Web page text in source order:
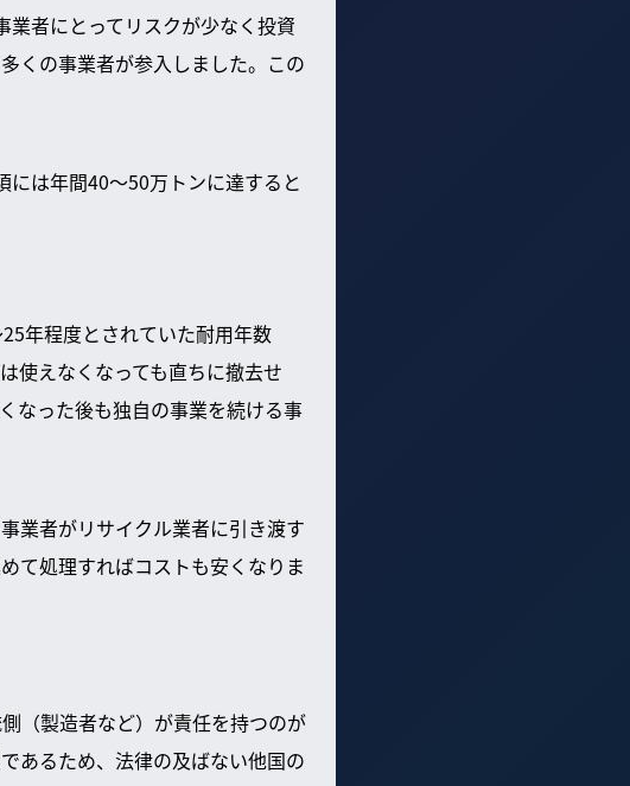
者にとってリスクが少なく投資
くの事業者が参入しました。この
は年間40〜50万トンに達すると
年程度とされていた耐用年数
使えなくなっても直ちに撤去せ
なった後も独自の事業を続ける事
業者がリサイクル業者に引き渡す
て処理すればコストも安くなりま
（製造者など）が責任を持つのが
あるため、法律の及ばない他国の